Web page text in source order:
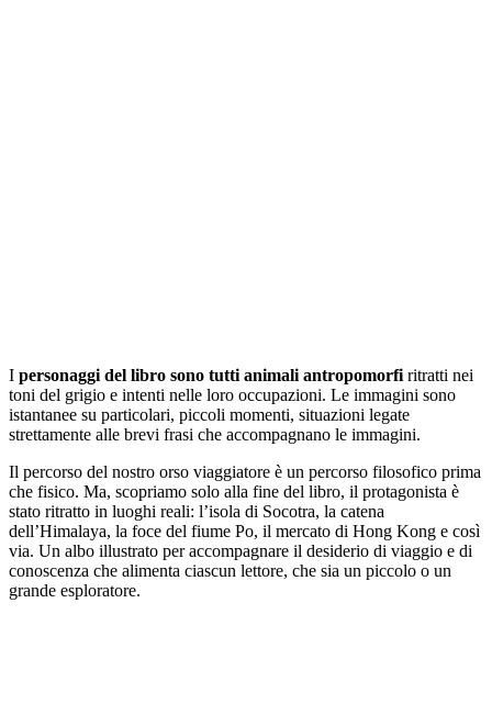
I personaggi del libro sono tutti animali antropomorfi ritratti nei
toni del grigio e intenti nelle loro occupazioni. Le immagini sono
istantanee su particolari, piccoli momenti, situazioni legate
strettamente alle brevi frasi che accompagnano le immagini.
Il percorso del nostro orso viaggiatore è un percorso filosofico prima
che fisico. Ma, scopriamo solo alla fine del libro, il protagonista è
stato ritratto in luoghi reali: l’isola di Socotra, la catena
dell’Himalaya, la foce del fiume Po, il mercato di Hong Kong e così
via. Un albo illustrato per accompagnare il desiderio di viaggio e di
conoscenza che alimenta ciascun lettore, che sia un piccolo o un
grande esploratore.